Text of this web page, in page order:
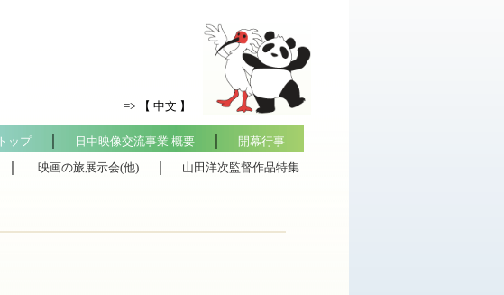
=> 【 中文 】
トップ｜ 日中映像交流事業 概要
開幕行事
映画の旅展示会(他) 山田洋次監督作品特集